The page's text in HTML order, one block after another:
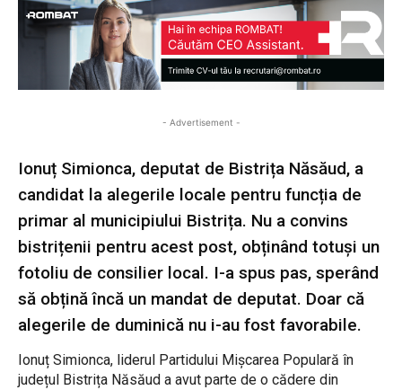
- Advertisement -
Ionuț Simionca, deputat de Bistrița Năsăud, a
candidat la alegerile locale pentru funcția de
primar al municipiului Bistrița. Nu a convins
bistrițenii pentru acest post, obținând totuși un
fotoliu de consilier local. I-a spus pas, sperând
să obțină încă un mandat de deputat. Doar că
alegerile de duminică nu i-au fost favorabile.
Ionuț Simionca, liderul Partidului Mișcarea Populară în
județul Bistrița Năsăud a avut parte de o cădere din